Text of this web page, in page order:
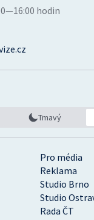
Pro média
Reklama
Studio Brno
Studio
Rada ČT
hodin
Tmavý